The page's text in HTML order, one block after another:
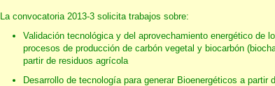
La convocatoria 2013-3 solicita trabajos sobre:
Validación tecnológica y del aprovechamiento energético de
procesos de producción de carbón vegetal y biocarbón
partir de residuos agrícola
Desarrollo de tecnología para generar Bioenergéticos a partir